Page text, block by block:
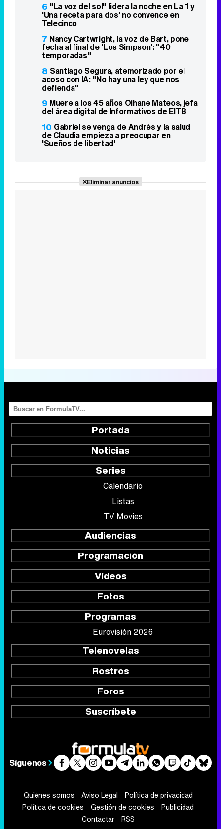
6 "La voz del sol" lidera la noche en La 1 y
'Una receta para dos' no convence en
Telecinco
7 Nancy Cartwright, la voz de Bart, pone
fecha al final de 'Los Simpson': "40
temporadas"
8 Santiago Segura, atemorizado por el
acoso con IA: "No hay una ley que nos
defienda"
9 Muere a los 45 años Oihane Mateos, jefa
del área digital de Informativos de EITB
10 Gabriel se venga de Andrés y la salud
de Claudia empieza a preocupar en
'Sueños de libertad'
Eliminar anuncios
Portada
Noticias
Series
Calendario
Listas
TV Movies
Audiencias
Programación
Vídeos
Fotos
Programas
Eurovisión 2026
Telenovelas
Rostros
Foros
Suscríbete
Síguenos
Quiénes somos Aviso Legal
Política de privacidad
Política de cookies
Gestión de cookies
Publicidad
Contactar
RSS